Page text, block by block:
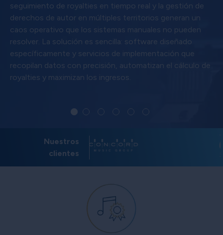
seguimiento de royalties en tiempo real y la gestión de
derechos de autor en múltiples territorios generan un
caos operativo que los sistemas manuales no pueden
resolver. La solución es sencilla: software diseñado
específicamente y servicios de implementación que
recopilan datos con precisión, automatizan el cálculo de
royalties y maximizan los ingresos.
Nuestros
clientes